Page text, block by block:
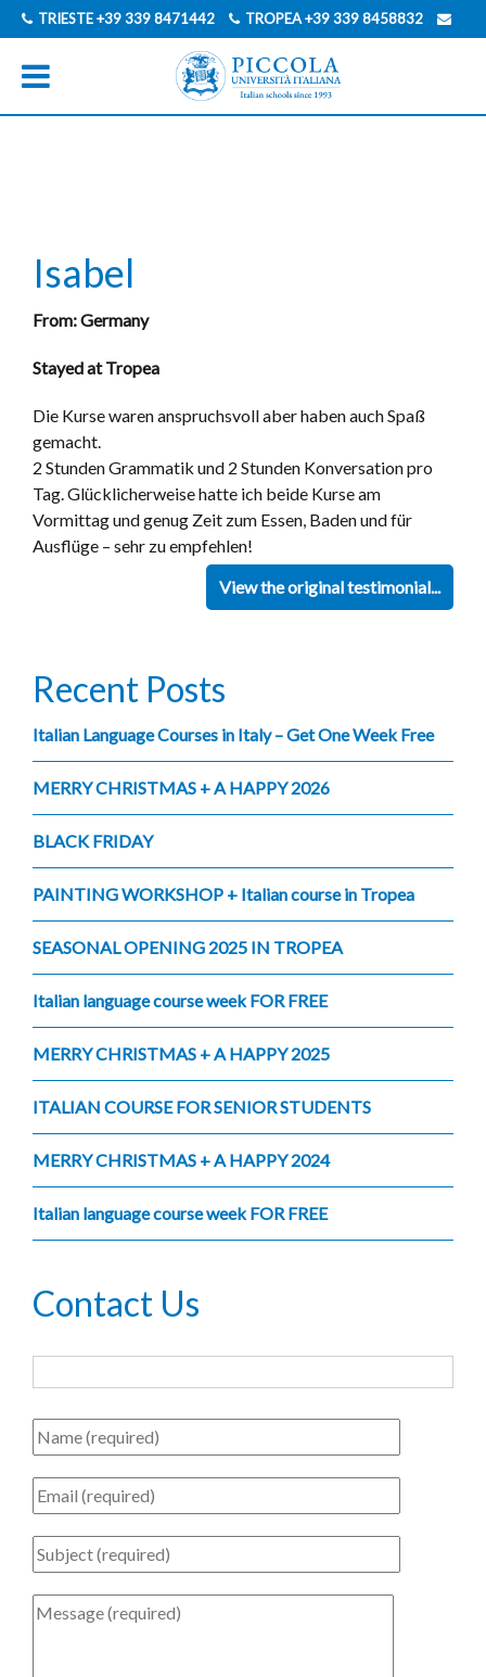
TRIESTE+39 339 8471442 TROPEA+39 339 8458832
INFO@PICCOLAUNIVERSITAITALIANA.COM
GERMAN
Isabel
From: Germany
Stayed at Tropea
Die Kurse waren anspruchsvoll aber haben auch Spaß
gemacht.
2 Stunden Grammatik und 2 Stunden Konversation pro
Tag. Glücklicherweise hatte ich beide Kurse am
Vormittag und genug Zeit zum Essen, Baden und für
Ausflüge – sehr zu empfehlen!
View the original testimonial...
Recent Posts
Italian Language Courses in Italy – Get One Week Free
MERRY CHRISTMAS + A HAPPY 2026
BLACK FRIDAY
PAINTING WORKSHOP + Italian course in Tropea
SEASONAL OPENING 2025 IN TROPEA
Italian language course week FOR FREE
MERRY CHRISTMAS + A HAPPY 2025
ITALIAN COURSE FOR SENIOR STUDENTS
MERRY CHRISTMAS + A HAPPY 2024
Italian language course week FOR FREE
Contact Us